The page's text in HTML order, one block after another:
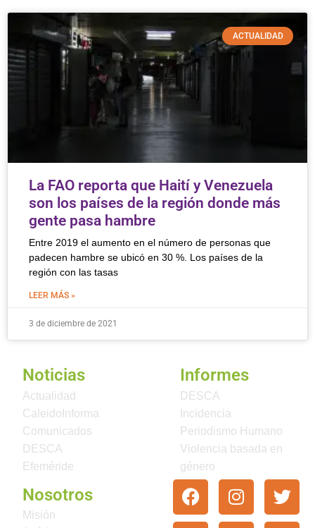
ACTUALIDAD
La FAO reporta que Haití y Venezuela
son los países de la región donde más
gente pasa hambre
Entre 2019 el aumento en el número de personas que
padecen hambre se ubicó en 30 %. Los países de la
región con las tasas
LEER MÁS »
3 de diciembre de 2021
Noticias
Actualidad
CaleidoInforma
Comunicados
DESCA
Efeméride
Informes
DESCA
Incidencia
Periodismo Humano
Violencia basada en
género
Nosotros
Misión